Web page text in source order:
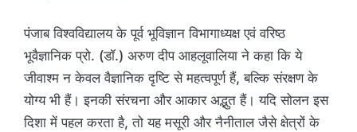
पंजाब विश्वविद्यालय के पूर्व भूविज्ञान विभागाध्यक्ष एवं वरिष्ठ
भूवैज्ञानिक प्रो. (डॉ.) अरुण दीप आहलूवालिया ने कहा कि ये
जीवाश्म न केवल वैज्ञानिक दृष्टि से महत्वपूर्ण हैं, बल्कि संरक्षण के
योग्य भी हैं। इनकी संरचना और आकार अद्भुत हैं। यदि सोलन इस
दिशा में पहल करता है, तो यह मसूरी और नैनीताल जैसे क्षेत्रों के